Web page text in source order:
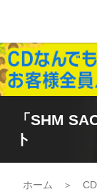
「SHM
ト
ホーム ＞